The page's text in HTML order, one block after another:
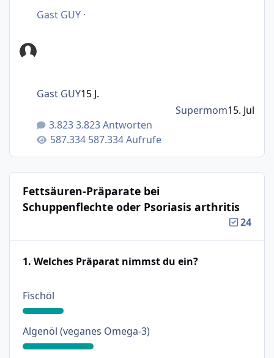
Gast GUY ·
3.823 Antworten
587.334 Aufrufe
Gast GUY15 J.
Supermom15. Jul
Fettsäuren-Präparate bei
Schuppenflechte oder Psoriasis arthritis
24
1. Welches Präparat nimmst du ein?
Fischöl: 18%
Algenöl (veganes Omega-3): 31%